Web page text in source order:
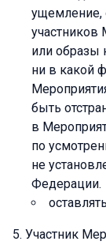
ущемление,
участников
или образы
ни в какой
быть
в
по
не
Федерации.
Участник